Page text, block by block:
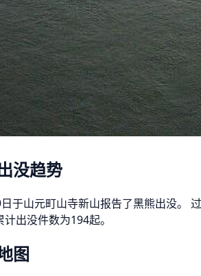
没趋势
于山元町山寺新山报告了黑熊出没。
出没件数为194起。
图